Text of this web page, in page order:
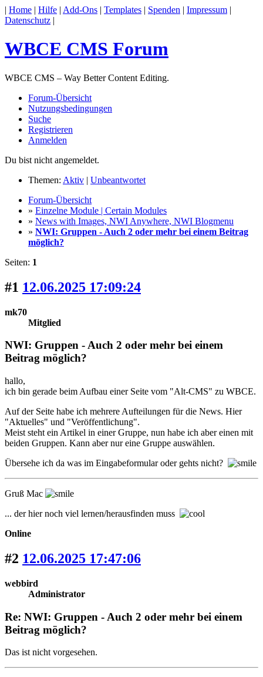
| Home | Hilfe | Add-Ons | Templates | Spenden | Impressum |
Datenschutz |
WBCE CMS Forum
WBCE CMS – Way Better Content Editing.
Forum-Übersicht
Nutzungsbedingungen
Suche
Registrieren
Anmelden
Du bist nicht angemeldet.
Themen: Aktiv | Unbeantwortet
Forum-Übersicht
» Einzelne Module | Certain Modules
» News with Images, NWI Anywhere, NWI Blogmenu
» NWI: Gruppen - Auch 2 oder mehr bei einem Beitrag
möglich?
Seiten: 1
#1 12.06.2025 17:09:24
mk70
Mitglied
NWI: Gruppen - Auch 2 oder mehr bei einem
Beitrag möglich?
hallo,
ich bin gerade beim Aufbau einer Seite vom "Alt-CMS" zu WBCE.
Auf der Seite habe ich mehrere Aufteilungen für die News. Hier
"Aktuelles" und "Veröffentlichung".
Meist steht ein Artikel in einer Gruppe, nun habe ich aber einen mit
beiden Gruppen. Kann aber nur eine Gruppe auswählen.
Übersehe ich da was im Eingabeformular oder gehts nicht?
Gruß Mac
... der hier noch viel lernen/herausfinden muss
Online
#2 12.06.2025 17:47:06
webbird
Administrator
Re: NWI: Gruppen - Auch 2 oder mehr bei einem
Beitrag möglich?
Das ist nicht vorgesehen.